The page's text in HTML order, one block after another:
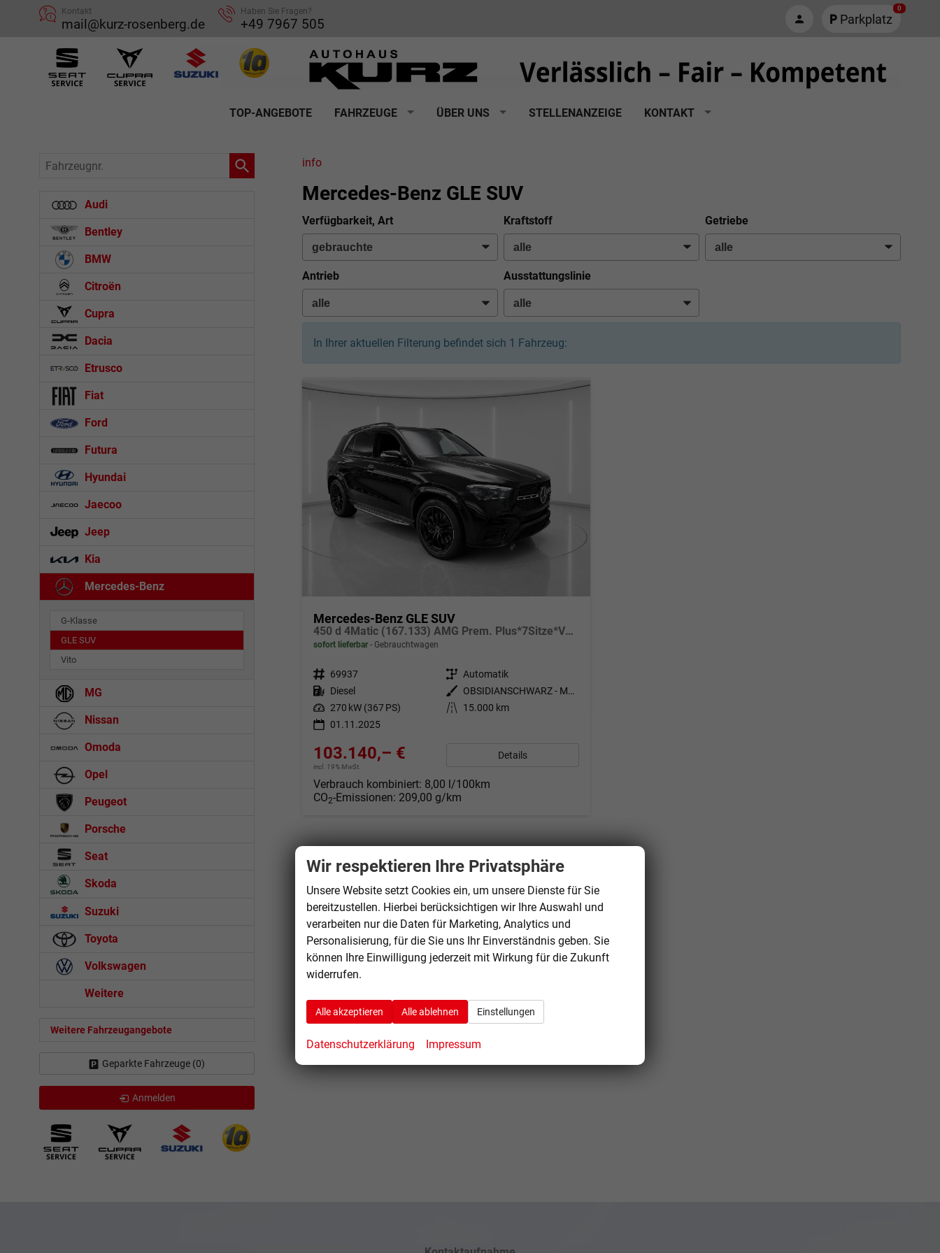
Kontakt
mail@kurz-rosenberg.de
Haben Sie Fragen?
+49 7967 505 Parkplatz
0
TOP-ANGEBOTE FAHRZEUGE ÜBER UNS STELLENANZEIGE KONTAKT
info
Mercedes-Benz GLE SUV
Verfügbarkeit, Art Kraftstoff Getriebe
Antrieb Ausstattungslinie
In Ihrer aktuellen Filterung befindet sich 1 Fahrzeug:
Mercedes-Benz GLE SUV
450 d 4Matic (167.133) AMG Prem. Plus*7Sitze*VOLL*140TEUR UPE*TOP
sofort lieferbar Gebrauchtwagen
Fahrzeugnr. 69937 Getriebe Automatik
Kraftstoff Diesel Außenfarbe
OBSIDIANSCHWARZ - METALLICLACK
Leistung 270 kW (367 PS) Kilometerstand
15.000 km
01.11.2025
103.140,– €
incl. 19% MwSt.
Details
Verbrauch kombiniert: 8,00 l/100km
CO2-Emissionen: 209,00 g/km
Fahrzeugnr.
Audi
Bentley
BMW
Citroën
Cupra
Dacia
Etrusco
Fiat
Ford
Futura
Hyundai
Jaecoo
Jeep
Kia
Mercedes-Benz
G-Klasse
GLE SUV
Vito
MG
Nissan
Omoda
Opel
Peugeot
Porsche
Seat
Skoda
Suzuki
Toyota
Volkswagen
Weitere
Weitere Fahrzeugangebote
Geparkte Fahrzeuge (0)
Anmelden
Wir respektieren Ihre Privatsphäre
Unsere Website setzt Cookies ein, um unsere Dienste für Sie
bereitzustellen. Hierbei berücksichtigen wir Ihre Auswahl und
verarbeiten nur die Daten für Marketing, Analytics und
Personalisierung, für die Sie uns Ihr Einverständnis geben. Sie
können Ihre Einwilligung jederzeit mit Wirkung für die Zukunft
widerrufen.
Alle akzeptieren Alle ablehnen Einstellungen
Datenschutzerklärung Impressum